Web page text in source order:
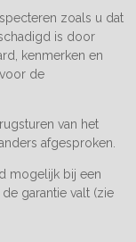
zoals u dat
is door
kenmerken en
de
van het
afgesproken.
mogelijk bij een
garantie valt (zie